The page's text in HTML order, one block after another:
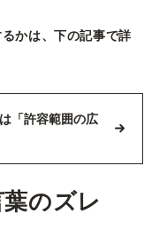
かは、下の記事で詳
「許容範囲の広
葉のズレ